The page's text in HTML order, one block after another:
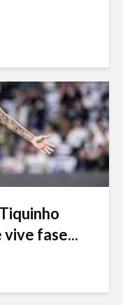
vive fase...